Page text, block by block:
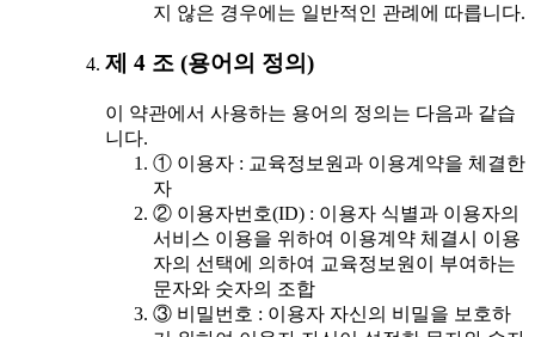
지 않은 경우에는 일반적인 관례에 따릅니다.
제 4 조 (용어의 정의)
이 약관에서 사용하는 용어의 정의는 다음과 같습
니다.
① 이용자 : 교육정보원과 이용계약을 체결한
자
② 이용자번호(ID) : 이용자 식별과 이용자의
서비스 이용을 위하여 이용계약 체결시 이용
자의 선택에 의하여 교육정보원이 부여하는
문자와 숫자의 조합
③ 비밀번호 : 이용자 자신의 비밀을 보호하